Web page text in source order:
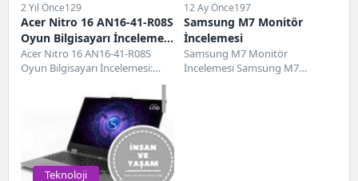
2 Yıl Önce129
Acer Nitro 16 AN16-41-R08S
Oyun Bilgisayarı İncelemesi
ve Özellikleri
Acer Nitro 16 AN16-41-R08S
Oyun Bilgisayarı İncelemesi:
Performans ve Tasarım Detayları
Acer Nitro 5 AN515-41-R08S,...
12 Ay Önce197
Samsung M7 Monitör
İncelemesi
Samsung M7 Monitör
İncelemesi Samsung M7
Teknoloji